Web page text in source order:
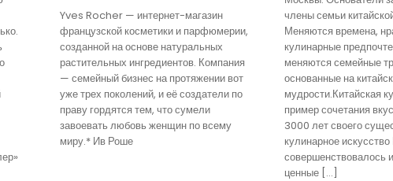
Yves Rocher — интернет-магазин
французской косметики и парфюмерии,
созданной на основе натуральных
растительных ингредиентов. Компания
— семейный бизнес на протяжении вот
уже трех поколений, и её создатели по
праву гордятся тем, что сумели
завоевать любовь женщин по всему
миру.* Ив Роше
члены семьи
Меняются времена,
кулинарные
меняются семейные
основанные на
мудрости.Китайская
пример сочетания
3000 лет своего
кулинарное искусство
совершенствовалось
ценные […]